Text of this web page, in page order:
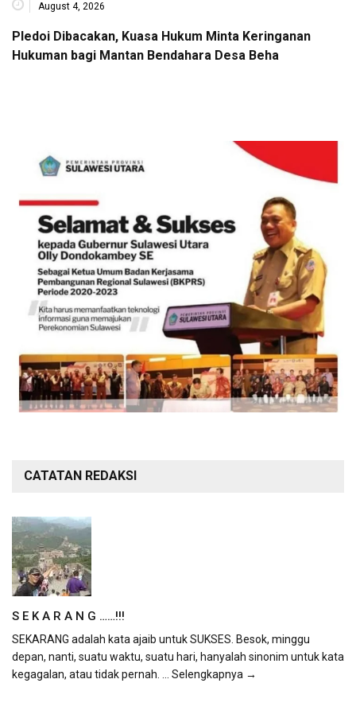
August 4, 2026
Pledoi Dibacakan, Kuasa Hukum Minta Keringanan
Hukuman bagi Mantan Bendahara Desa Beha
CATATAN REDAKSI
S E K A R A N G ……!!!
SEKARANG adalah kata ajaib untuk SUKSES. Besok, minggu
depan, nanti, suatu waktu, suatu hari, hanyalah sinonim untuk kata
kegagalan, atau tidak pernah. ... Selengkapnya →